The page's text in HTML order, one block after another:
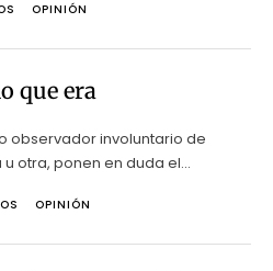
OPINIÓN
que era
observador involuntario de
otra, ponen en duda el...
OPINIÓN